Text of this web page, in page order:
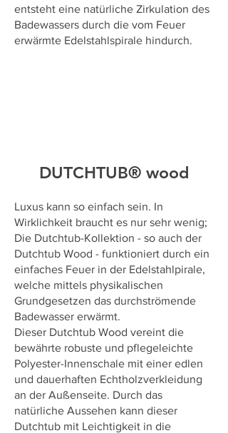
entsteht eine natürliche Zirkulation des
Badewassers durch die vom Feuer
erwärmte Edelstahlspirale hindurch.
DUTCHTUB® wood
Luxus kann so einfach sein. In
Wirklichkeit braucht es nur sehr wenig;
Die Dutchtub-Kollektion - so auch der
Dutchtub Wood - funktioniert durch ein
einfaches Feuer in der Edelstahlpirale,
welche mittels physikalischen
Grundgesetzen das durchströmende
Badewasser erwärmt.
Dieser Dutchtub Wood vereint die
bewährte robuste und pflegeleichte
Polyester-Innenschale mit einer edlen
und dauerhaften Echtholzverkleidung
an der Außenseite. Durch das
natürliche Aussehen kann dieser
Dutchtub mit Leichtigkeit in die